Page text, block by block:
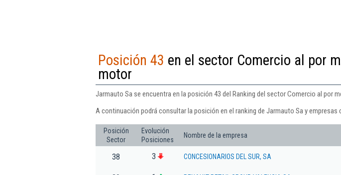
Posición 43 en el sector Comercio al por
motor
Jarmauto Sa se encuentra en la posición 43 del Ranking del sector Comercio al por
A continuación podrá consultar la posición en el ranking de Jarmauto Sa y
Posición
Sector
Evolución
Posiciones
Nombre de la empresa
38 3 CONCESIONARIOS DEL SUR, SA